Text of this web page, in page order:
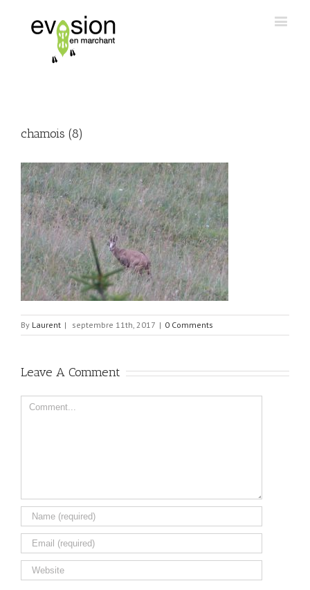
chamois (8)
By Laurent | septembre 11th, 2017 | 0 Comments
Leave A Comment
Comment